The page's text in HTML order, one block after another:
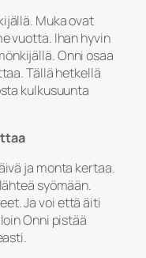
Muka ovat
vuotta. Ihan hyvin
Onni osaa
Tällä hetkellä
kulkusuunta
ja monta kertaa.
syömään.
Ja voi että äiti
Onni pistää